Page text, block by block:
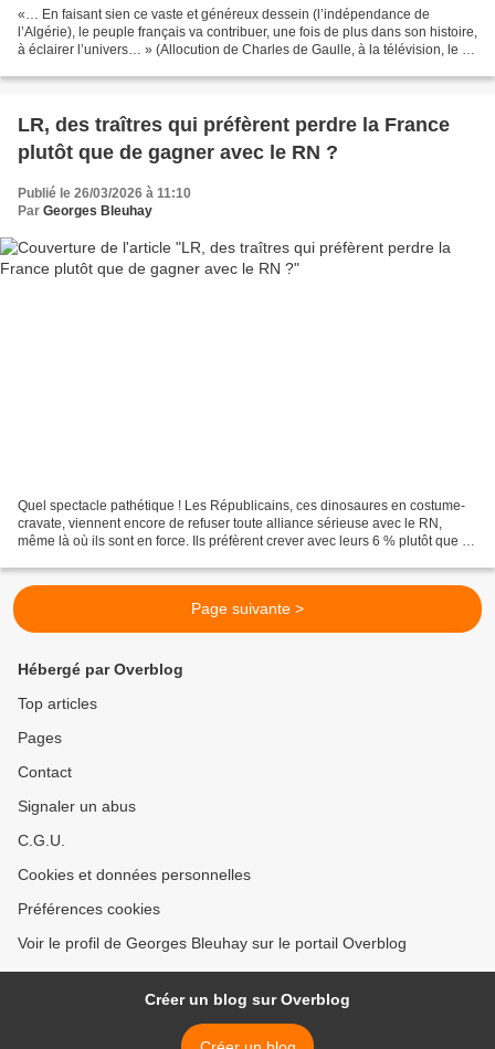
«… En faisant sien ce vaste et généreux dessein (l’indépendance de
l’Algérie), le peuple français va contribuer, une fois de plus dans son histoire,
à éclairer l’univers… » (Allocution de Charles de Gaulle, à la télévision, le 26
LR, des traîtres qui préfèrent perdre la France
plutôt que de gagner avec le RN ?
Publié le 26/03/2026 à 11:10
Par Georges Bleuhay
Quel spectacle pathétique ! Les Républicains, ces dinosaures en costume-
cravate, viennent encore de refuser toute alliance sérieuse avec le RN,
même là où ils sont en force. Ils préfèrent crever avec leurs 6 % plutôt que de
Page suivante >
Hébergé par Overblog
Top articles
Pages
Contact
Signaler un abus
C.G.U.
Cookies et données personnelles
Préférences cookies
Voir le profil de Georges Bleuhay sur le portail Overblog
Créer un blog sur Overblog